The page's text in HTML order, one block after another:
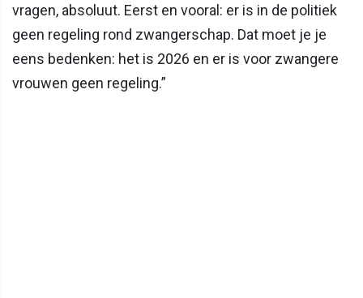
vragen, absoluut. Eerst en vooral: er is in de politiek
geen regeling rond zwangerschap. Dat moet je je
eens bedenken: het is 2026 en er is voor zwangere
vrouwen geen regeling.”